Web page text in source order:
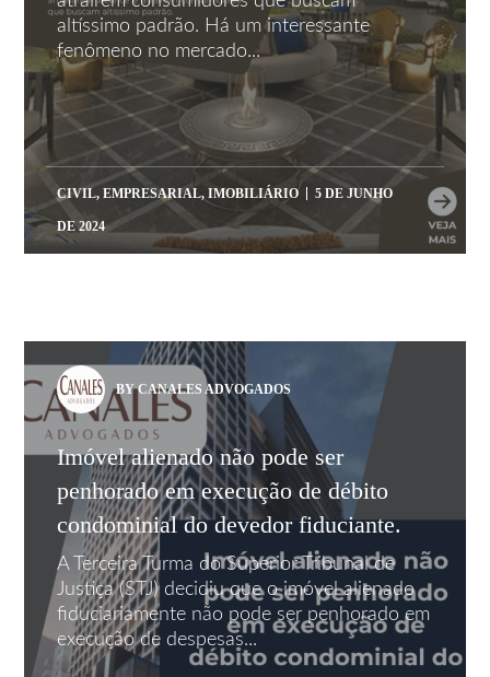
altíssimo padrão. Há um interessante
fenômeno no mercado...
CIVIL,EMPRESARIAL,IMOBILIÁRIO 5 DE JUNHO
DE 2024
BY CANALES ADVOGADOS
Imóvel alienado não pode ser
penhorado em execução de débito
condominial do devedor fiduciante.
A Terceira Turma do Superior Tribunal de
Justiça (STJ) decidiu que o imóvel alienado
fiduciariamente não pode ser penhorado em
execução de despesas...